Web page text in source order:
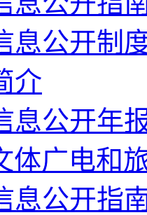
息公开制
介
息公开年
体广电和
息公开指